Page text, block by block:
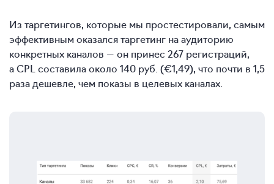
Из таргетингов, которые мы простестировали, самым
эффективным оказался таргетинг на аудиторию
конкретных каналов — он принес 267 регистраций,
а CPL составила около 140 руб. (€1,49), что почти в 1,5
раза дешевле, чем показы в целевых каналах.